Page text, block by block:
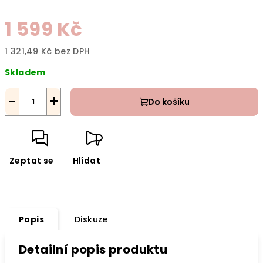
1 599 Kč
1 321,49 Kč bez DPH
cena:
Skladem
+
− Do košíku
Zeptat se Hlídat
Popis Diskuze
Detailní popis produktu